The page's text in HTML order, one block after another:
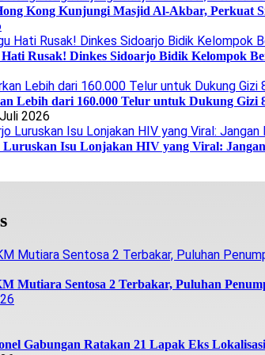
Kong Kunjungi Masjid Al-Akbar, Perkuat
Rusak! Dinkes Sidoarjo Bidik Kelompok
Lebih dari 160.000 Telur untuk Dukung Gizi
2026
Isu Lonjakan HIV yang Viral:
Mutiara Sentosa 2 Terbakar, Puluhan
Gabungan Ratakan 21 Lapak Eks